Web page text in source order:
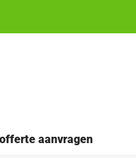
aanvragen